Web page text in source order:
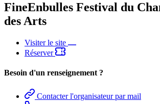
FineEnbulles Festival du
des Arts
Visiter le site
Réserver
Besoin d'un renseignement ?
Contacter l'organisateur par mail